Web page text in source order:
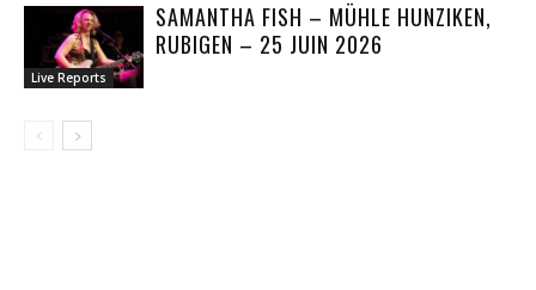
Live Reports
SAMANTHA FISH – MÜHLE HUNZIKEN,
RUBIGEN – 25 JUIN 2026